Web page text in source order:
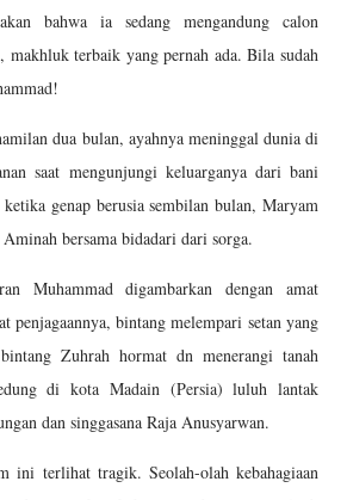
bahwa ia sedang mengandung calon
makhluk terbaik yang pernah ada. Bila sudah
dua bulan, ayahnya meninggal dunia di
saat mengunjungi keluarganya dari bani
genap berusia sembilan bulan, Maryam
bersama bidadari dari sorga.
Muhammad digambarkan dengan amat
penjagaannya, bintang melempari setan yang
Zuhrah hormat dn menerangi tanah
di kota Madain (Persia) luluh lantak
dan singgasana Raja Anusyarwan.
ini terlihat tragik. Seolah-olah kebahagiaan